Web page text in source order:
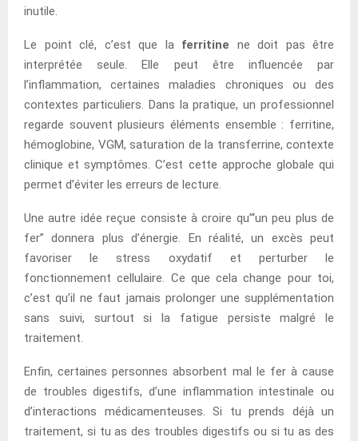
inutile.
Le point clé, c’est que la ferritine ne doit pas être
interprétée seule. Elle peut être influencée par
l’inflammation, certaines maladies chroniques ou des
contextes particuliers. Dans la pratique, un professionnel
regarde souvent plusieurs éléments ensemble : ferritine,
hémoglobine, VGM, saturation de la transferrine, contexte
clinique et symptômes. C’est cette approche globale qui
permet d’éviter les erreurs de lecture.
Une autre idée reçue consiste à croire qu’“un peu plus de
fer” donnera plus d’énergie. En réalité, un excès peut
favoriser le stress oxydatif et perturber le
fonctionnement cellulaire. Ce que cela change pour toi,
c’est qu’il ne faut jamais prolonger une supplémentation
sans suivi, surtout si la fatigue persiste malgré le
traitement.
Enfin, certaines personnes absorbent mal le fer à cause
de troubles digestifs, d’une inflammation intestinale ou
d’interactions médicamenteuses. Si tu prends déjà un
traitement, si tu as des troubles digestifs ou si tu as des